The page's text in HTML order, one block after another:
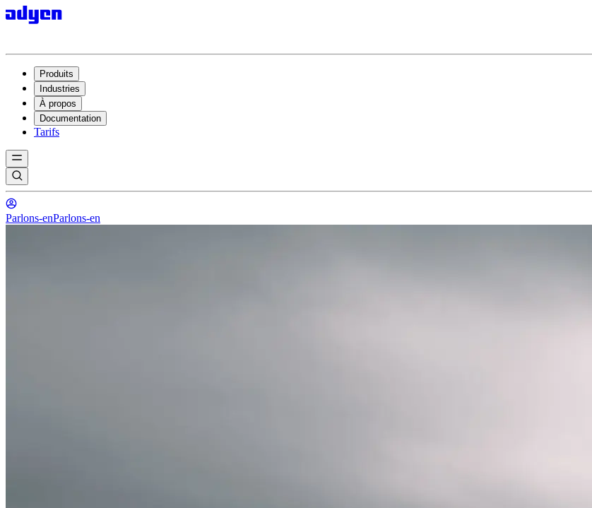
Produits
Industries
À propos
Documentation
Tarifs
Parlons-enParlons-en